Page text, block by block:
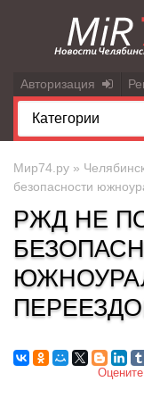
Авторизация
Мир74.ру »
безопасности
РЖД НЕ